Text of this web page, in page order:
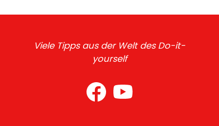
Viele Tipps aus der Welt des Do-it-
yourself